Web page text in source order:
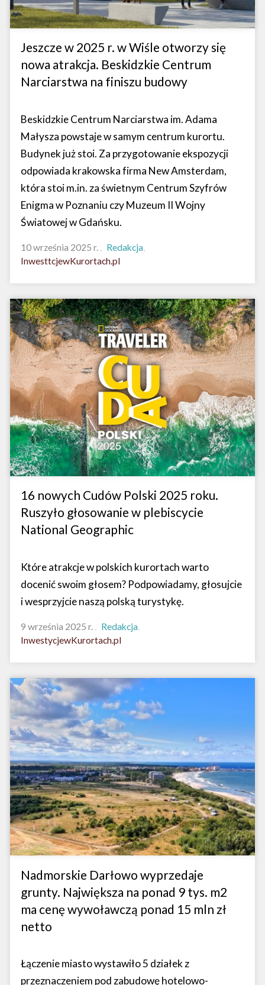
Jeszcze w 2025 r. w Wiśle otworzy się
nowa atrakcja. Beskidzkie Centrum
Narciarstwa na finiszu budowy
Beskidzkie Centrum Narciarstwa im. Adama
Małysza powstaje w samym centrum kurortu.
Budynek już stoi. Za przygotowanie ekspozycji
odpowiada krakowska firma New Amsterdam,
która stoi m.in. za świetnym Centrum Szyfrów
Enigma w Poznaniu czy Muzeum II Wojny
Światowej w Gdańsku.
10 września 2025 r.
Redakcja
InwesttcjewKurortach.pl
16 nowych Cudów Polski 2025 roku.
Ruszyło głosowanie w plebiscycie
National Geographic
Które atrakcje w polskich kurortach warto
docenić swoim głosem? Podpowiadamy, głosujcie
i wesprzyjcie naszą polską turystykę.
9 września 2025 r.
Redakcja
InwestycjewKurortach.pl
Nadmorskie Darłowo wyprzedaje
grunty. Największa na ponad 9 tys. m2
ma cenę wywoławczą ponad 15 mln zł
netto
Łączenie miasto wystawiło 5 działek z
przeznaczeniem pod zabudowę hotelowo-